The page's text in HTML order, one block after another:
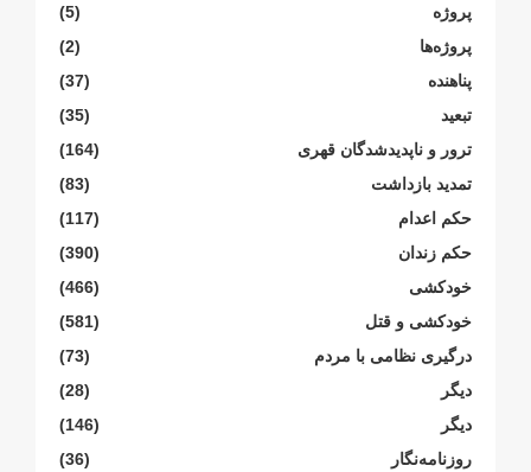
پروژە
(5)
پروژەها
(2)
پناهنده
(37)
تبعید
(35)
ترور و ناپدیدشدگان قهری
(164)
تمدید بازداشت
(83)
حکم اعدام
(117)
حکم زندان
(390)
خودکشی
(466)
خودکشی و قتل
(581)
درگیری نظامی با مردم
(73)
دیگر
(28)
دیگر
(146)
روزنامەنگار
(36)